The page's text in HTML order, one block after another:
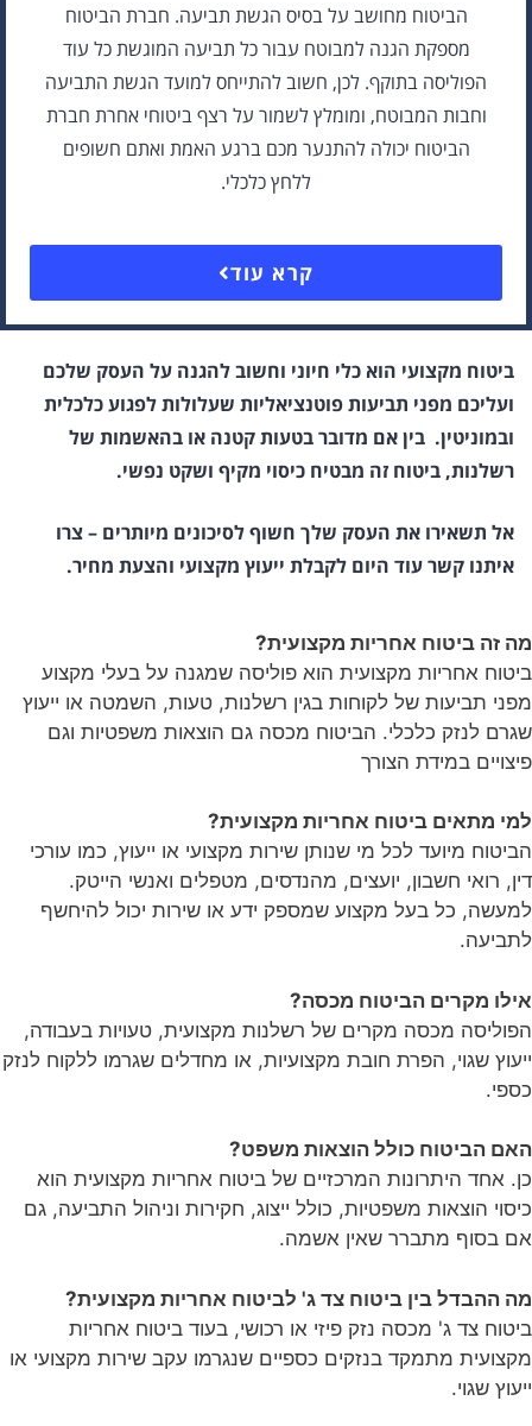
הביטוח מחושב על בסיס הגשת תביעה. חברת הביטוח
מספקת הגנה למבוטח עבור כל תביעה המוגשת כל עוד
הפוליסה בתוקף. לכן, חשוב להתייחס למועד הגשת התביעה
וחבות המבוטח, ומומלץ לשמור על רצף ביטוחי אחרת חברת
הביטוח יכולה להתנער מכם ברגע האמת ואתם חשופים
ללחץ כלכלי.
קרא עוד
ביטוח מקצועי הוא כלי חיוני וחשוב להגנה על העסק שלכם
ועליכם מפני תביעות פוטנציאליות שעלולות לפגוע כלכלית
ובמוניטין. בין אם מדובר בטעות קטנה או בהאשמות של
רשלנות, ביטוח זה מבטיח כיסוי מקיף ושקט נפשי.
אל תשאירו את העסק שלך חשוף לסיכונים מיותרים – צרו
איתנו קשר עוד היום לקבלת ייעוץ מקצועי והצעת מחיר.
מה זה ביטוח אחריות מקצועית?
ביטוח אחריות מקצועית הוא פוליסה שמגנה על בעלי מקצוע
מפני תביעות של לקוחות בגין רשלנות, טעות, השמטה או ייעוץ
שגרם לנזק כלכלי. הביטוח מכסה גם הוצאות משפטיות וגם
פיצויים במידת הצורך
למי מתאים ביטוח אחריות מקצועית?
הביטוח מיועד לכל מי שנותן שירות מקצועי או ייעוץ, כמו עורכי
דין, רואי חשבון, יועצים, מהנדסים, מטפלים ואנשי הייטק.
למעשה, כל בעל מקצוע שמספק ידע או שירות יכול להיחשף
לתביעה.
אילו מקרים הביטוח מכסה?
הפוליסה מכסה מקרים של רשלנות מקצועית, טעויות בעבודה,
ייעוץ שגוי, הפרת חובת מקצועיות, או מחדלים שגרמו ללקוח לנזק
כספי.
האם הביטוח כולל הוצאות משפט?
כן. אחד היתרונות המרכזיים של ביטוח אחריות מקצועית הוא
כיסוי הוצאות משפטיות, כולל ייצוג, חקירות וניהול התביעה, גם
אם בסוף מתברר שאין אשמה.
מה ההבדל בין ביטוח צד ג' לביטוח אחריות מקצועית?
ביטוח צד ג' מכסה נזק פיזי או רכושי, בעוד ביטוח אחריות
מקצועית מתמקד בנזקים כספיים שנגרמו עקב שירות מקצועי או
ייעוץ שגוי.